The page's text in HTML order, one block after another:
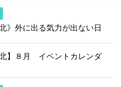
》外に出る気力が出ない日
北】８月 イベントカレンダ